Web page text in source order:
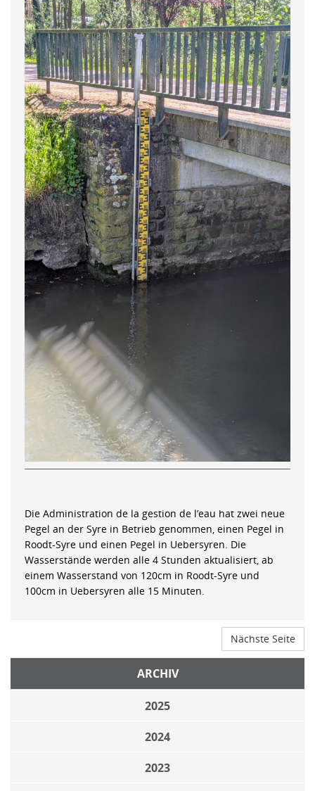
Die Administration de la gestion de l’eau hat zwei neue
Pegel an der Syre in Betrieb genommen, einen Pegel in
Roodt-Syre und einen Pegel in Uebersyren. Die
Wasserstände werden alle 4 Stunden aktualisiert, ab
einem Wasserstand von 120cm in Roodt-Syre und
100cm in Uebersyren alle 15 Minuten.
Nächste Seite
ARCHIV
2025
2024
2023